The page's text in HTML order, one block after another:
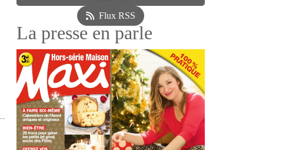
Flux RSS
La presse en parle